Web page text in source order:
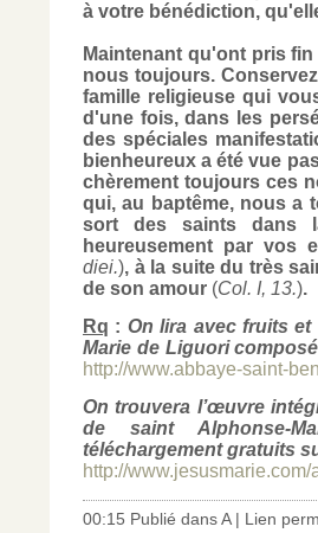
à votre bénédiction,
Maintenant qu'ont pris
nous toujours.
famille religieuse qui
d'une fois, dans les
des spéciales
bienheureux a été vue
chèrement toujours ces
qui, au baptême, nous a
sort des saints dans
heureusement par vos
diei.), à la suite du très
de son amour (Col. I, 13.).
Rq : On lira avec fruits
Marie de Liguori
http://www.abbaye-saint-
On trouvera l’œuvre
de saint Alphonse-
téléchargement gratuits
http://
00:15 Publié dansA| Lien